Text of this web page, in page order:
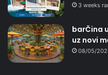
3 weeks
barČina
uz novi
08/05/